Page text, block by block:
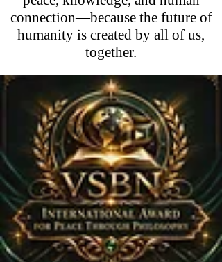
connection—because the future of
humanity is created by all of us,
together.